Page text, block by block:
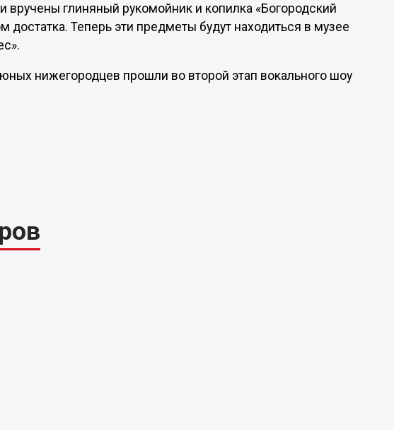
вручены глиняный рукомойник и копилка «Богородский
достатка. Теперь эти предметы будут находиться в музее
юных нижегородцев прошли во второй этап вокального шоу